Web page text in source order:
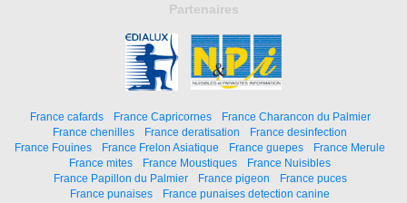
Partenaires
France cafards France Capricornes
France Charancon du Palmier
France chenilles
France deratisation
France desinfection
France Fouines
France Frelon Asiatique France guepes
France Merule
France mites
France Moustiques
France Nuisibles
France Papillon du Palmier
France pigeon
France puces
France punaises
France punaises detection canine